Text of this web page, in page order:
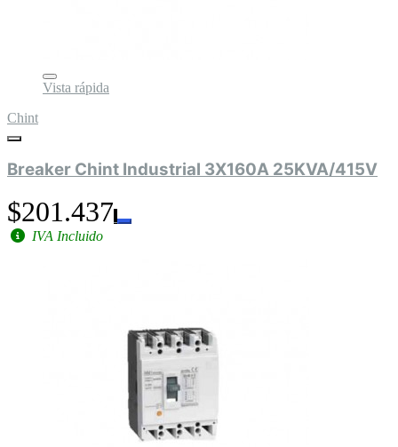
Vista rápida
Chint
Breaker Chint Industrial 3X160A 25KVA/415V
$201.437
IVA Incluido